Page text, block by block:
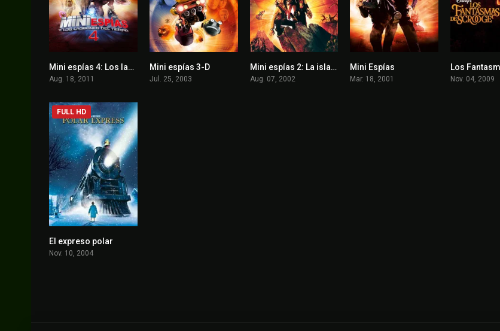
3.6
Mini espías 4: Los ladrones del tiempo
Aug. 18, 2011
Mini espías 3-D
Jul. 25, 2003
5.3Mini espías 2: La isla de los sueños perdidos
Aug. 07, 2002
Mini Espías
Mar. 18, 2001 Nov. 04, 2009
FULL HD
El expreso polar
Nov. 10, 2004